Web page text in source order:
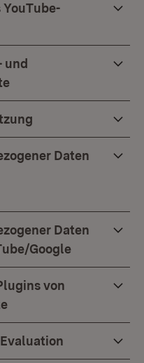
und
Daten
Daten
Google
von